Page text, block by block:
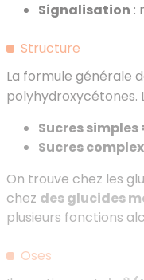
Signalisation :
Structure
La formule générale
polyhydroxycétones.
Sucres
Sucres
On trouve chez les
chez des glucides
plusieurs fonctions
Oses